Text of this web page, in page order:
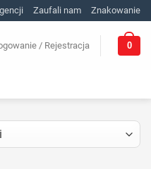
Zaufali nam Znakowanie
/ Rejestracja 0